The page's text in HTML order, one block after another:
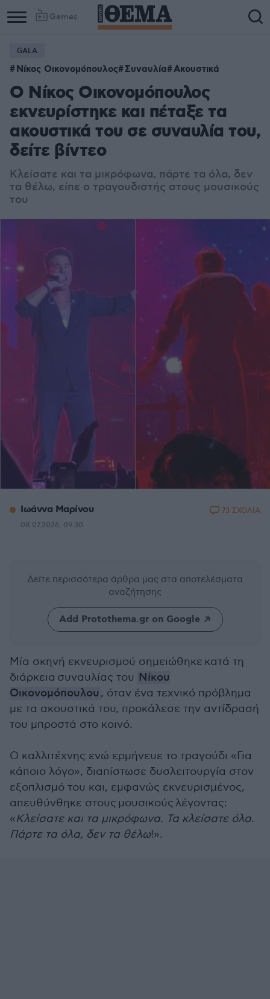
Games
GALA
Νίκος Οικονομόπουλος Συναυλία Ακουστικά
Ο Νίκος Οικονομόπουλος
εκνευρίστηκε και πέταξε τα
ακουστικά του σε συναυλία του,
δείτε βίντεο
Κλείσατε και τα μικρόφωνα, πάρτε τα όλα, δεν
τα θέλω, είπε ο τραγουδιστής στους μουσικούς
του
Ιωάννα Μαρίνου
08.07.2026, 09:30
73 ΣΧΟΛΙΑ
Δείτε περισσότερα άρθρα μας στα αποτελέσματα
αναζήτησης
Add Protothema.gr on Google
Μία σκηνή εκνευρισμού σημειώθηκε κατά τη
διάρκεια συναυλίας του Νίκου
Οικονομόπουλου , όταν ένα τεχνικό πρόβλημα
με τα ακουστικά του, προκάλεσε την αντίδρασή
του μπροστά στο κοινό.
Ο καλλιτέχνης ενώ ερμήνευε το τραγούδι «Για
κάποιο λόγο», διαπίστωσε δυσλειτουργία στον
εξοπλισμό του και, εμφανώς εκνευρισμένος,
απευθύνθηκε στους μουσικούς λέγοντας:
«Κλείσατε και τα μικρόφωνα. Τα κλείσατε όλα.
Πάρτε τα όλα, δεν τα θέλω!».